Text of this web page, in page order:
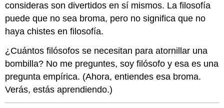
consideras son divertidos en sí mismos. La filosofía
puede que no sea broma, pero no significa que no
haya chistes en filosofía.
¿Cuántos filósofos se necesitan para atornillar una
bombilla? No me preguntes, soy filósofo y esa es una
pregunta empírica. (Ahora, entiendes esa broma.
Verás, estás aprendiendo.)